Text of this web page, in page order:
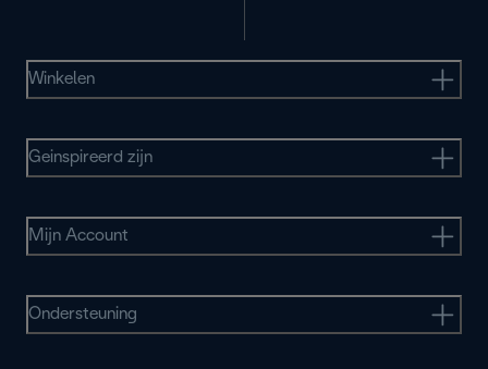
Winkelen
Geinspireerd zijn
Mijn Account
Ondersteuning